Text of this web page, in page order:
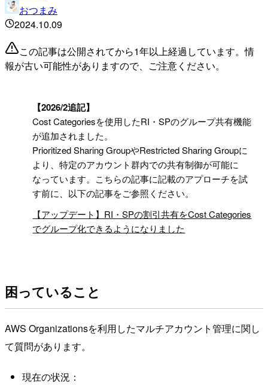
おつまみ
2024.10.09
この記事は公開されてから1年以上経過しています。情
報が古い可能性がありますので、ご注意ください。
【2026/2追記】
Cost Categoriesを使用したRI・SPのグループ共有機能
が追加されました。
Prioritized Sharing GroupやRestricted Sharing Groupに
より、特定のアカウント群内での共有制御が可能に
なっています。こちらの記事に記載のアプローチを試
す前に、以下の記事をご参照ください。
【アップデート】RI・SPの割引共有をCost Categories
でグループ化できるようになりました
困っていること
AWS Organizationsを利用したマルチアカウント管理に関し
て質問があります。
現在の状況：